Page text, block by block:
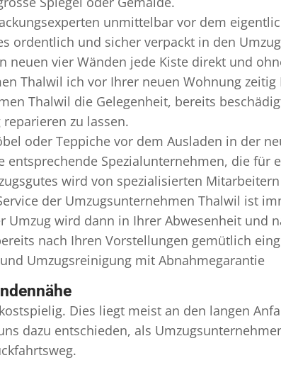
unmittelbar vor dem
ordentlich und sicher verpackt in den
neuen vier Wänden jede Kiste direkt und
Thalwil ich vor Ihrer neuen Wohnung
Thalwil die Gelegenheit, bereits
zu lassen.
oder Teppiche vor dem Ausladen in der
Spezialunternehmen, die für
wird von spezialisierten
der Umzugsunternehmen Thalwil ist
wird dann in Ihrer Abwesenheit und
nach Ihren Vorstellungen gemütlich
Umzugsreinigung mit Abnahmegarantie
Dies liegt meist an den langen
dazu entschieden, als